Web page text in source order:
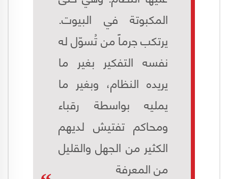
المكبوتة في البيوت.
يرتكب جرماً من تُسوّل له
نفسه التفكير بغير ما
يريده النظام، وبغير ما
يمليه بواسطة رقباء
ومحاكم تفتيش لديهم
الكثير من الجهل والقليل
من المعرفة